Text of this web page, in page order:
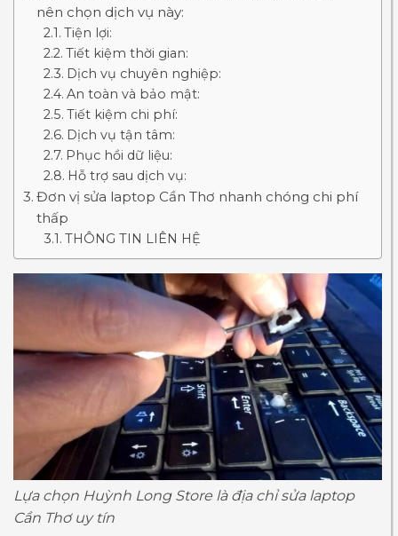
nên chọn dịch vụ này:
Tiện lợi:
Tiết kiệm thời gian:
Dịch vụ chuyên nghiệp:
An toàn và bảo mật:
Tiết kiệm chi phí:
Dịch vụ tận tâm:
Phục hồi dữ liệu:
Hỗ trợ sau dịch vụ:
Đơn vị sửa laptop Cần Thơ nhanh chóng chi phí
thấp
THÔNG TIN LIÊN HỆ
Lựa chọn Huỳnh Long Store là địa chỉ sửa laptop
Cần Thơ uy tín